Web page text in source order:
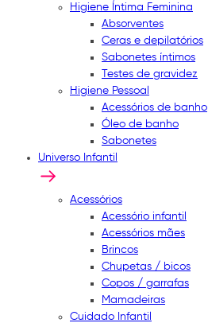
Higiene Íntima Feminina
Absorventes
Ceras e depilatórios
Sabonetes íntimos
Testes de gravidez
Higiene Pessoal
Acessórios de banho
Óleo de banho
Sabonetes
Universo Infantil
Acessórios
Acessório infantil
Acessórios mães
Brincos
Chupetas / bicos
Copos / garrafas
Mamadeiras
Cuidado Infantil